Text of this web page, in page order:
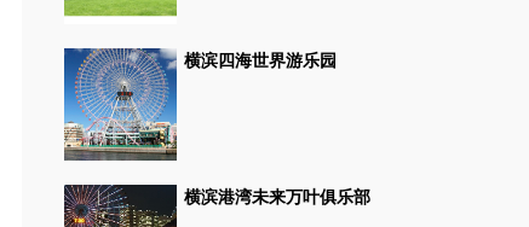
横滨四海世界游乐园
横滨港湾未来万叶俱乐部